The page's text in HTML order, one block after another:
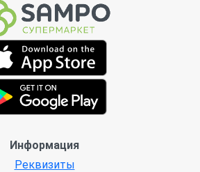
Информация
Реквизиты